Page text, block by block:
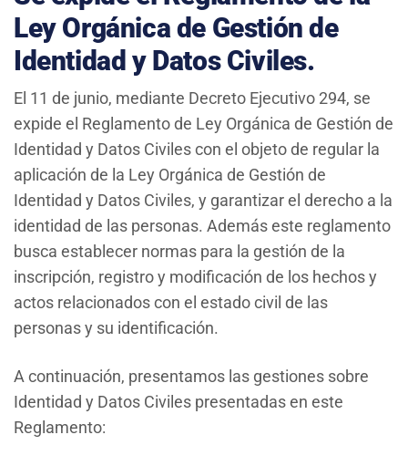
Ley Orgánica de Gestión de
Identidad y Datos Civiles.
El 11 de junio, mediante Decreto Ejecutivo 294, se
expide el Reglamento de Ley Orgánica de Gestión de
Identidad y Datos Civiles con el objeto de regular la
aplicación de la Ley Orgánica de Gestión de
Identidad y Datos Civiles, y garantizar el derecho a la
identidad de las personas. Además este reglamento
busca establecer normas para la gestión de la
inscripción, registro y modificación de los hechos y
actos relacionados con el estado civil de las
personas y su identificación.
A continuación, presentamos las gestiones sobre
Identidad y Datos Civiles presentadas en este
Reglamento: